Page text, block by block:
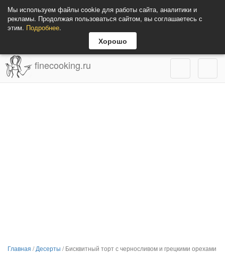
Мы используем файлы cookie для работы сайта, аналитики и
рекламы. Продолжая пользоваться сайтом, вы соглашаетесь с
этим. Подробнее.
Хорошо
finecooking.ru
Главная /Десерты /Бисквитный торт с черносливом и грецкими орехами